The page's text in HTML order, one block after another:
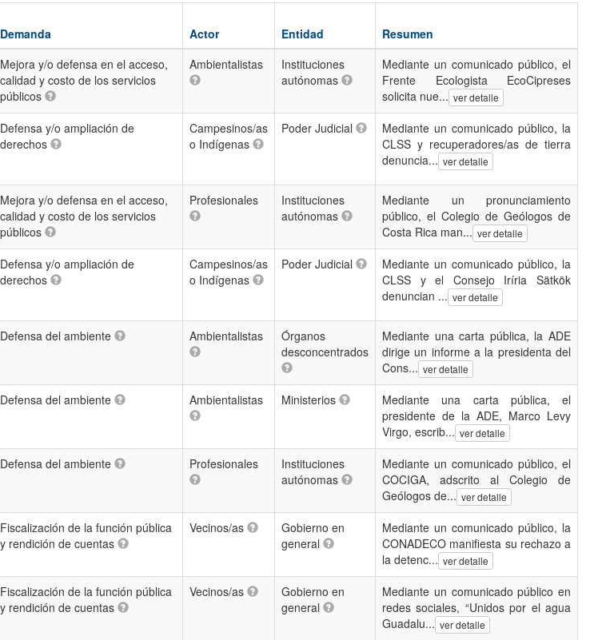
Demanda Actor Entidad
Resumen
Mejora y/o defensa en el acceso,
calidad y costo de los servicios
públicos
Ambientalistas
Instituciones
autónomas
Mediante un comunicado público, el
Frente Ecologista EcoCipreses
solicita nue... ver detalle
Defensa y/o ampliación de
derechos
Campesinos/as
o Indígenas
Poder Judicial
Mediante un comunicado público, la
CLSS y recuperadores/as de tierra
denuncia... ver detalle
Mejora y/o defensa en el acceso,
calidad y costo de los servicios
públicos
Profesionales
Instituciones
autónomas
Mediante un pronunciamiento
público, el Colegio de Geólogos de
Costa Rica man... ver detalle
Defensa y/o ampliación de
derechos
Campesinos/as
o Indígenas
Poder Judicial
Mediante un comunicado público, la
CLSS y el Consejo Iríria Sätkök
denuncian ... ver detalle
Defensa del ambiente Ambientalistas
Órganos
desconcentrados
Mediante una carta pública, la ADE
dirige un informe a la presidenta del
Cons... ver detalle
Defensa del ambiente Ambientalistas Ministerios
Mediante una carta pública, el
presidente de la ADE, Marco Levy
Virgo, escrib... ver detalle
Defensa del ambiente Profesionales
Instituciones
autónomas
Mediante un comunicado público, el
COCIGA, adscrito al Colegio de
Geólogos de... ver detalle
Fiscalización de la función pública
y rendición de cuentas
Vecinos/as
Gobierno en
general
Mediante un comunicado público, la
CONADECO manifiesta su rechazo a
la detenc... ver detalle
Fiscalización de la función pública
y rendición de cuentas
Vecinos/as
Gobierno en
general
Mediante un comunicado público en
redes sociales, “Unidos por el agua
Guadalu... ver detalle